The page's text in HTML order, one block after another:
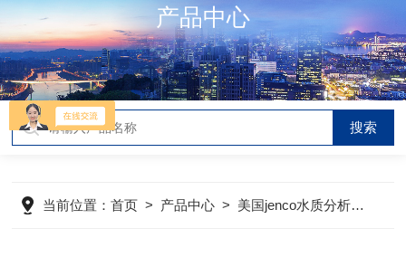
产品中心
当前位置：首页 > 产品中心 > 美国jenco水质分析仪